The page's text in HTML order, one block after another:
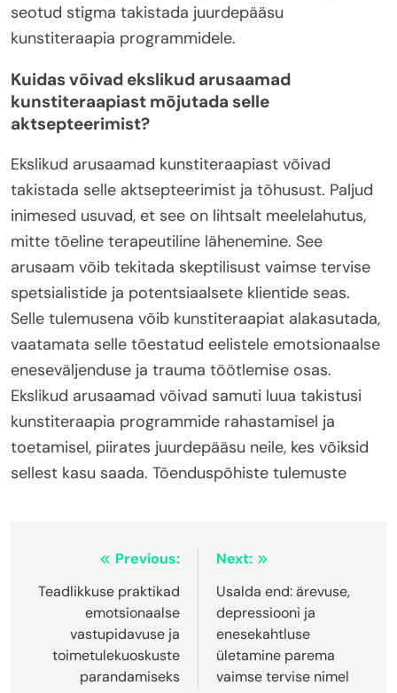
seotud stigma takistada juurdepääsu
kunstiteraapia programmidele.
Kuidas võivad ekslikud arusaamad
kunstiteraapiast mõjutada selle
aktsepteerimist?
Ekslikud arusaamad kunstiteraapiast võivad
takistada selle aktsepteerimist ja tõhusust. Paljud
inimesed usuvad, et see on lihtsalt meelelahutus,
mitte tõeline terapeutiline lähenemine. See
arusaam võib tekitada skeptilisust vaimse tervise
spetsialistide ja potentsiaalsete klientide seas.
Selle tulemusena võib kunstiteraapiat alakasutada,
vaatamata selle tõestatud eelistele emotsionaalse
eneseväljenduse ja trauma töötlemise osas.
Ekslikud arusaamad võivad samuti luua takistusi
kunstiteraapia programmide rahastamisel ja
toetamisel, piirates juurdepääsu neile, kes võiksid
sellest kasu saada. Tõenduspõhiste tulemuste
navigation
Previous:
Teadlikkuse praktikad
emotsionaalse
vastupidavuse ja
toimetulekuoskuste
parandamiseks
Next:
Usalda end: ärevuse,
depressiooni ja
enesekahtluse
ületamine parema
vaimse tervise nimel